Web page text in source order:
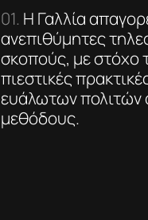
Η Γαλλία
ανεπιθύμητες
σκοπούς, με στόχο
πιεστικές
ευάλωτων πολιτών
μεθόδους.